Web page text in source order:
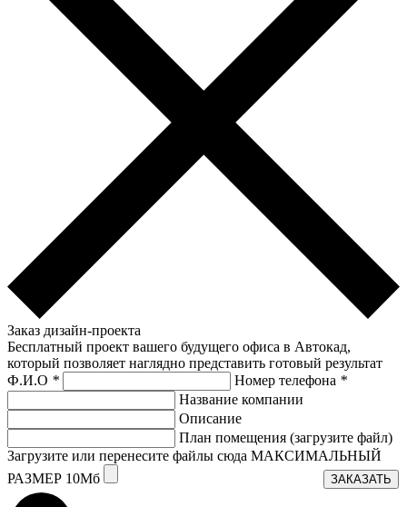
Заказ дизайн-проекта
Бесплатный проект вашего будущего офиса в Автокад,
который позволяет наглядно представить готовый результат
Ф.И.О * Номер телефона *
Название компании
Описание
План помещения (загрузите файл)
Загрузите или перенесите файлы сюда МАКСИМАЛЬНЫЙ
РАЗМЕР 10Мб
ЗАКАЗАТЬ